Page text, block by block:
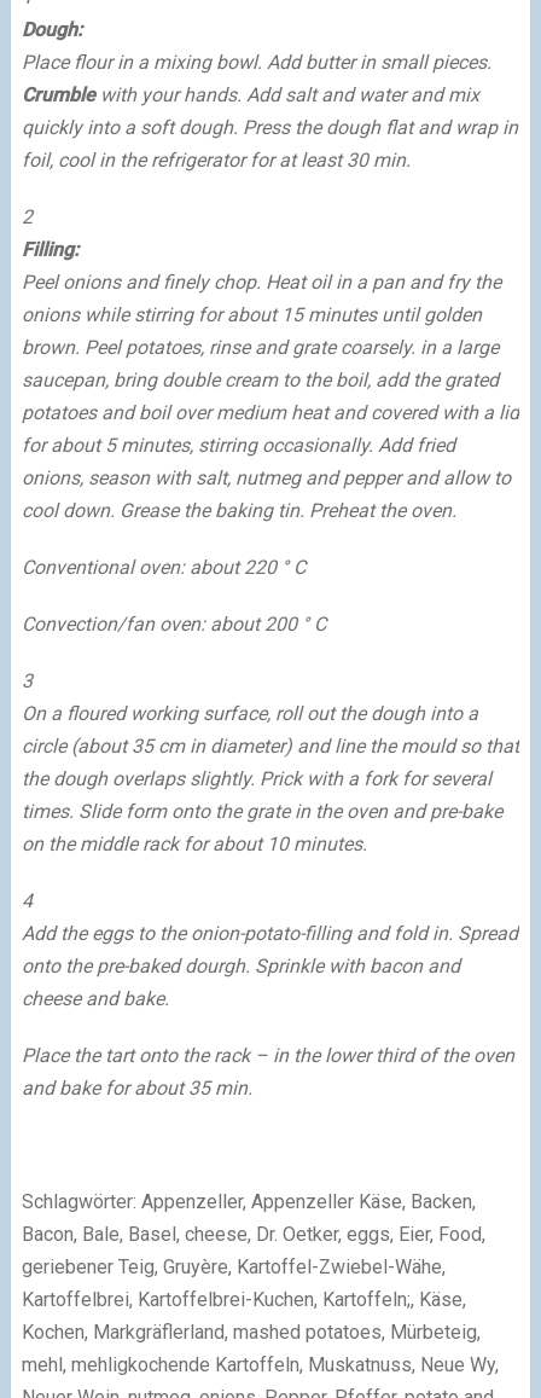
Dough:
Place flour in a mixing bowl. Add butter in small pieces.
Crumblewith your hands. Add salt and water and mix
quickly into a soft dough. Press the dough flat and wrap in
foil, cool in the refrigerator for at least 30 min.
2
Filling:
Peel onions and finely chop. Heat oil in a pan and fry the
onions while stirring for about 15 minutes until golden
brown. Peel potatoes, rinse and grate coarsely. in a large
saucepan, bring double cream to the boil, add the grated
potatoes and boil over medium heat and covered with a lid
for about 5 minutes, stirring occasionally. Add fried
onions, season with salt, nutmeg and pepper and allow to
cool down. Grease the baking tin. Preheat the oven.
Conventional oven: about 220 ° C
Convection/fan oven: about 200 ° C
3
On a floured working surface, roll out the dough into a
circle (about 35 cm in diameter) and line the mould so that
the dough overlaps slightly. Prick with a fork for several
times. Slide form onto the grate in the oven and pre-bake
on the middle rack for about 10 minutes.
4
Add the eggs to the onion-potato-filling and fold in. Spread
onto the pre-baked dourgh. Sprinkle with bacon and
cheese and bake.
Place the tart onto the rack – in the lower third of the oven
and bake for about 35 min.
Schlagwörter: Appenzeller, Appenzeller Käse, Backen,
Bacon, Bale, Basel, cheese, Dr. Oetker, eggs, Eier, Food,
geriebener Teig, Gruyère, Kartoffel-Zwiebel-Wähe,
Kartoffelbrei, Kartoffelbrei-Kuchen, Kartoffeln;, Käse,
Kochen, Markgräflerland, mashed potatoes, Mürbeteig,
mehl, mehligkochende Kartoffeln, Muskatnuss, Neue Wy,